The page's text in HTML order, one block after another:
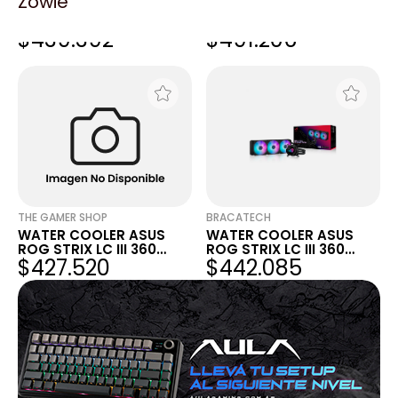
WATER COOLER ASUS
$439.392 $491.206
THE GAMER SHOP
WATER COOLER ASUS
ROG STRIX LC III 360
ARGB LCD
$427.520
BRACATECH
WATER COOLER ASUS
ROG STRIX LC III 360
ARGB LCD
$442.085